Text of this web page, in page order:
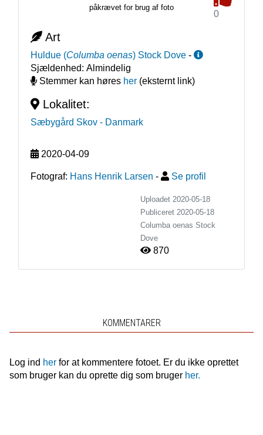
påkrævet for brug af foto
0
Art
Huldue (Columba oenas) Stock Dove -
Sjældenhed: Almindelig
Stemmer kan høres her(eksternt link)
Lokalitet:
Sæbygård Skov - Danmark
2020-04-09
Fotograf: Hans Henrik Larsen - Se profil
Uploadet 2020-05-18
Publiceret 2020-05-18
Columba oenas Stock
Dove
870
KOMMENTARER
Log ind herfor at kommentere fotoet. Er du ikke oprettet
som bruger kan du oprette dig som bruger her.